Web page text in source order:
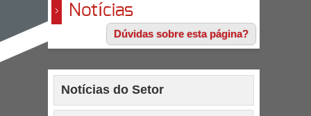
Notícias
Dúvidas sobre esta página?
Notícias do Setor